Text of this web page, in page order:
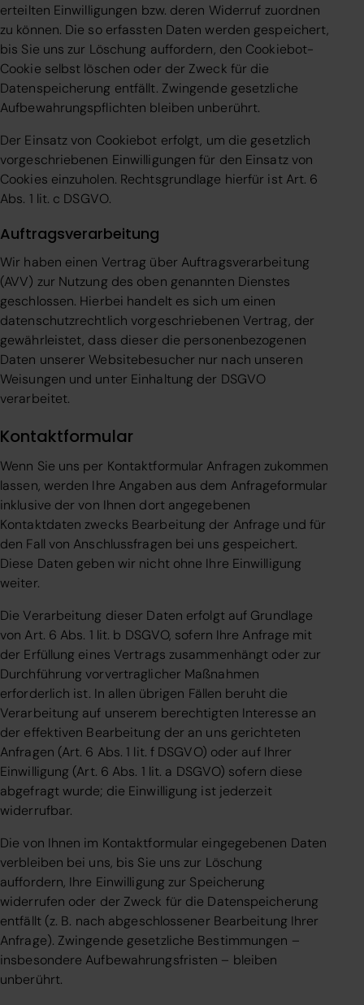
erteilten Einwilligungen bzw. deren Widerruf zuordnen
zu können. Die so erfassten Daten werden gespeichert,
bis Sie uns zur Löschung auffordern, den Cookiebot-
Cookie selbst löschen oder der Zweck für die
Datenspeicherung entfällt. Zwingende gesetzliche
Aufbewahrungspflichten bleiben unberührt.
Der Einsatz von Cookiebot erfolgt, um die gesetzlich
vorgeschriebenen Einwilligungen für den Einsatz von
Cookies einzuholen. Rechtsgrundlage hierfür ist Art. 6
Abs. 1 lit. c DSGVO.
Auftragsverarbeitung
Wir haben einen Vertrag über Auftragsverarbeitung
(AVV) zur Nutzung des oben genannten Dienstes
geschlossen. Hierbei handelt es sich um einen
datenschutzrechtlich vorgeschriebenen Vertrag, der
gewährleistet, dass dieser die personenbezogenen
Daten unserer Websitebesucher nur nach unseren
Weisungen und unter Einhaltung der DSGVO
verarbeitet.
Kontaktformular
Wenn Sie uns per Kontaktformular Anfragen zukommen
lassen, werden Ihre Angaben aus dem Anfrageformular
inklusive der von Ihnen dort angegebenen
Kontaktdaten zwecks Bearbeitung der Anfrage und für
den Fall von Anschlussfragen bei uns gespeichert.
Diese Daten geben wir nicht ohne Ihre Einwilligung
weiter.
Die Verarbeitung dieser Daten erfolgt auf Grundlage
von Art. 6 Abs. 1 lit. b DSGVO, sofern Ihre Anfrage mit
der Erfüllung eines Vertrags zusammenhängt oder zur
Durchführung vorvertraglicher Maßnahmen
erforderlich ist. In allen übrigen Fällen beruht die
Verarbeitung auf unserem berechtigten Interesse an
der effektiven Bearbeitung der an uns gerichteten
Anfragen (Art. 6 Abs. 1 lit. f DSGVO) oder auf Ihrer
Einwilligung (Art. 6 Abs. 1 lit. a DSGVO) sofern diese
abgefragt wurde; die Einwilligung ist jederzeit
widerrufbar.
Die von Ihnen im Kontaktformular eingegebenen Daten
verbleiben bei uns, bis Sie uns zur Löschung
auffordern, Ihre Einwilligung zur Speicherung
widerrufen oder der Zweck für die Datenspeicherung
entfällt (z. B. nach abgeschlossener Bearbeitung Ihrer
Anfrage). Zwingende gesetzliche Bestimmungen –
insbesondere Aufbewahrungsfristen – bleiben
unberührt.